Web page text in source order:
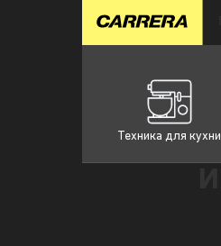
Техника для кухни